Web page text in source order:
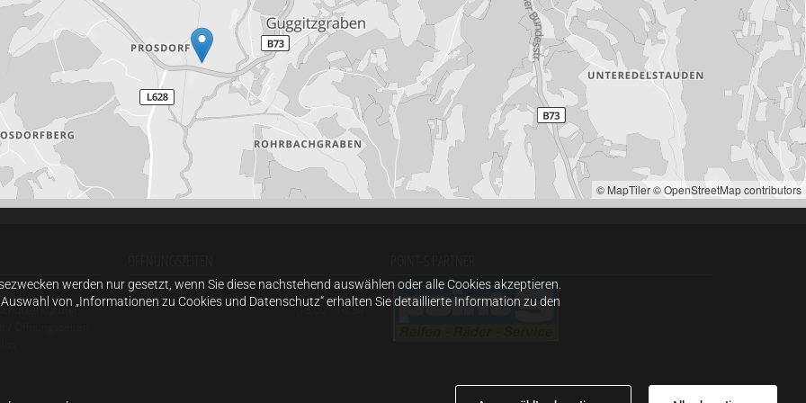
werden nur gesetzt, wenn Sie diese nachstehend auswählen oder alle Cookies akzeptieren.
von „Informationen zu Cookies und Datenschutz“ erhalten Sie detaillierte Information zu den
© MapTiler© OpenStreetMap contributors
Montag - Freitag
07:30 - 12:00
13:00 - 16:30